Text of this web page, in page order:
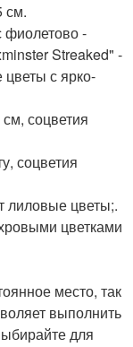
см.
фиолетово -
Streaked" -
цветы с ярко-
соцветия
соцветия
лиловые цветы;.
цветками
место, так
выполнить
для